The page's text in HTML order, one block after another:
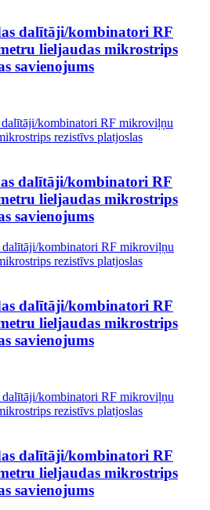
dalītāji/kombinatori RF
lieljaudas mikrostrips
savienojums
dalītāji/kombinatori RF
lieljaudas mikrostrips
savienojums
dalītāji/kombinatori RF
lieljaudas mikrostrips
savienojums
dalītāji/kombinatori RF
lieljaudas mikrostrips
savienojums